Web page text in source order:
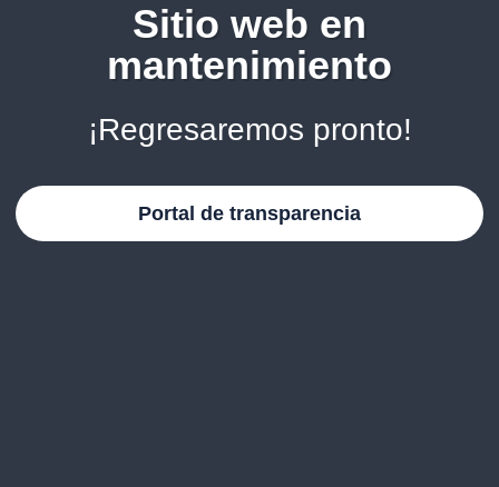
Sitio web en
mantenimiento
¡Regresaremos pronto!
Portal de transparencia